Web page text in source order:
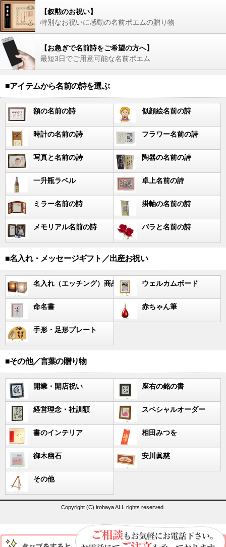
【叙勲のお祝い】
特別なお祝いに感動の名前ポエムの贈り物
【お急ぎで名前詩をご希望の方へ】
最短3日でご用意可能な名前ポエム
■アイテムから名前の詩を選ぶ
額の名前の詩 似顔絵名前の詩
時計の名前の詩 フラワー名前の詩
写真と名前の詩 陶器の名前の詩
一升瓶ラベル 卓上名前の詩
ミラー名前の詩 掛軸の名前の詩
メモリアル名前の詩 バラと名前の詩
■名入れ・メッセージギフト／出産お祝い
名入れ（エッチング）商品 ウェルカムボード
命名書 赤ちゃん筆
手形・足形プレート
■その他／言葉の贈り物
開業・開店祝い 座右の銘の書
経営理念・社訓額 スペシャルオーダー
書のインテリア 相田みつを
御木幽石 安川眞慈
その他
Copyright (C) irohaya ALL rights reserved.